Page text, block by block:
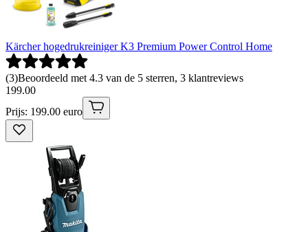
Kärcher hogedrukreiniger K3 Premium Power Control Home
(3)Beoordeeld met 4.3 van de 5 sterren, 3 klantreviews
199.00
Prijs: 199.00 euro